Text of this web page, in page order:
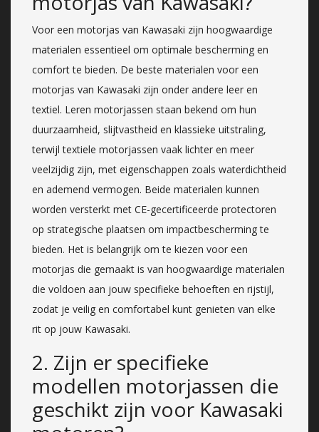
Voor een motorjas van Kawasaki zijn hoogwaardige
materialen essentieel om optimale bescherming en
comfort te bieden. De beste materialen voor een
motorjas van Kawasaki zijn onder andere leer en
textiel. Leren motorjassen staan bekend om hun
duurzaamheid, slijtvastheid en klassieke uitstraling,
terwijl textiele motorjassen vaak lichter en meer
veelzijdig zijn, met eigenschappen zoals waterdichtheid
en ademend vermogen. Beide materialen kunnen
worden versterkt met CE-gecertificeerde protectoren
op strategische plaatsen om impactbescherming te
bieden. Het is belangrijk om te kiezen voor een
motorjas die gemaakt is van hoogwaardige materialen
die voldoen aan jouw specifieke behoeften en rijstijl,
zodat je veilig en comfortabel kunt genieten van elke
rit op jouw Kawasaki.
2. Zijn er specifieke
modellen motorjassen die
geschikt zijn voor Kawasaki